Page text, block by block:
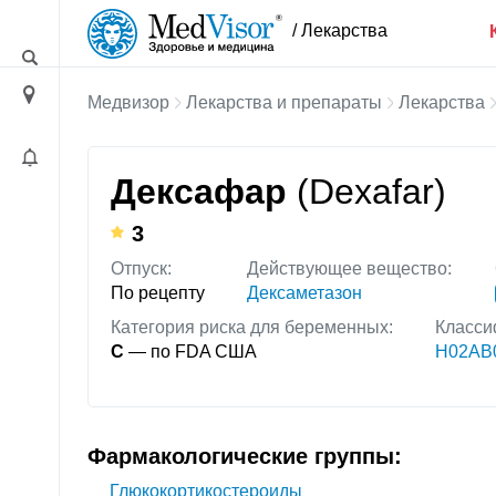
/ Лекарства
Медвизор Лекарства и препараты Лекарства
Дексафар (Dexafar)
3
Отпуск:
По рецепту
Действующее вещество:
Дексаметазон
Категория риска для беременных:
C — по FDA США
Фармакологические группы:
Глюкокортикостероиды